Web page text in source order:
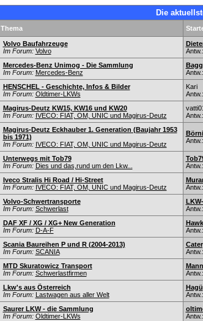
Die
Thema
Volvo Baufahrzeuge
Im Forum: Volvo
Antw.:
Mercedes-Benz Unimog - Die Sammlung
Im Forum: Mercedes-Benz
Antw.:
HENSCHEL - Geschichte, Infos & Bilder
Im Forum: Oldtimer-LKWs
Kari
Antw.:
Magirus-Deutz KW15, KW16 und KW20
Im Forum: IVECO: FIAT, OM, UNIC und Magirus-Deutz
Antw.:
Magirus-Deutz Eckhauber 1. Generation (Baujahr 1953
bis 1971)
Im Forum: IVECO: FIAT, OM, UNIC und Magirus-Deutz
Börni
Antw.:
Unterwegs mit Tob79
Im Forum: Dies und das,rund um den Lkw...
Antw.:
Iveco Stralis Hi Road / Hi-Street
Im Forum: IVECO: FIAT, OM, UNIC und Magirus-Deutz
Antw.:
Volvo-Schwertransporte
Im Forum: Schwerlast
Antw.:
DAF XF / XG / XG+ New Generation
Im Forum: D-A-F
Hawk
Antw.:
Scania Baureihen P und R (2004-2013)
Im Forum: SCANIA
Antw.:
MTD Skuratowicz Transport
Im Forum: Schwerlastfirmen
Antw.:
Lkw's aus Österreich
Im Forum: Lastwagen aus aller Welt
Hagü
Antw.:
Saurer LKW - die Sammlung
Im Forum: Oldtimer-LKWs
Antw.: